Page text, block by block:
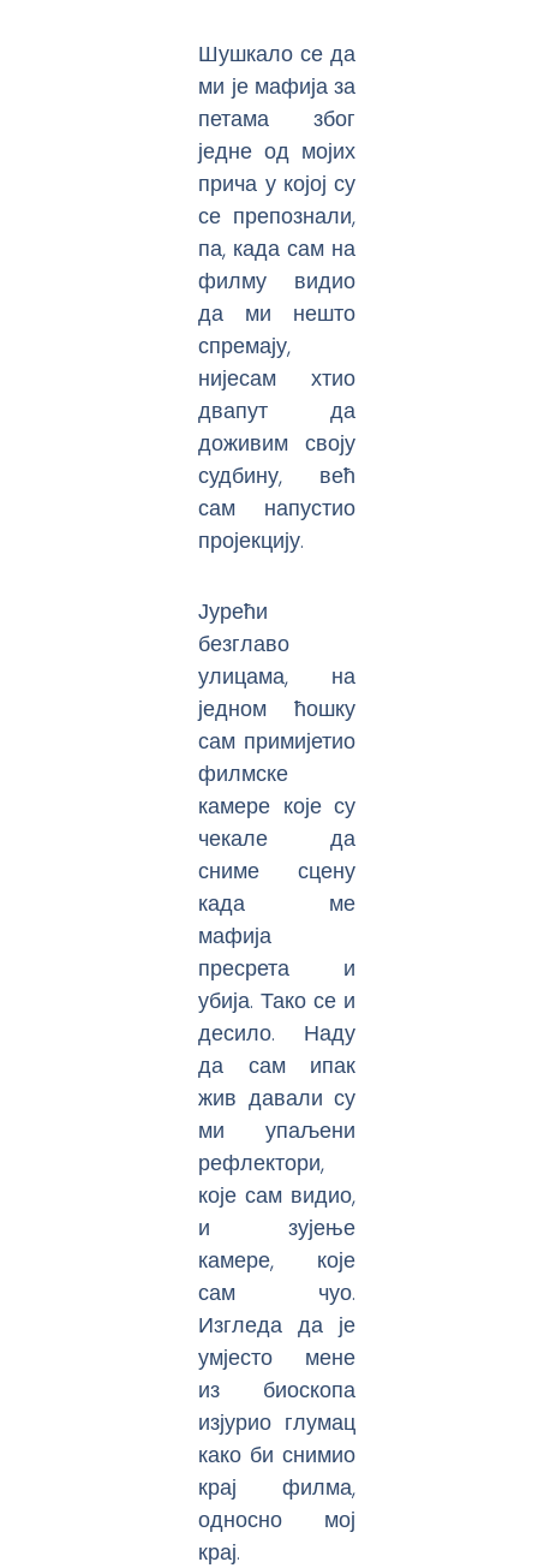
Шушкало се да
ми је мафија за
петама због
једне од мојих
прича у којој су
се препознали,
па, када сам на
филму видио
да ми нешто
спремају,
нијесам хтио
двапут да
доживим своју
судбину, већ
сам напустио
пројекцију.
Јурећи
безглаво
улицама, на
једном ћошку
сам примијетио
филмске
камере које су
чекале да
сниме сцену
када ме
мафија
пресрета и
убија. Тако се и
десило. Наду
да сам ипак
жив давали су
ми упаљени
рефлектори,
које сам видио,
и зујење
камере, које
сам чуо.
Изгледа да је
умјесто мене
из биоскопа
изјурио глумац
како би снимио
крај филма,
односно мој
крај.